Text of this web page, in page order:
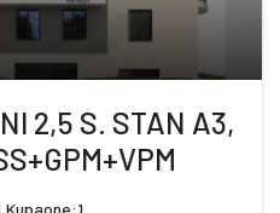
2,5 S. STAN A3,
Kupaone:1